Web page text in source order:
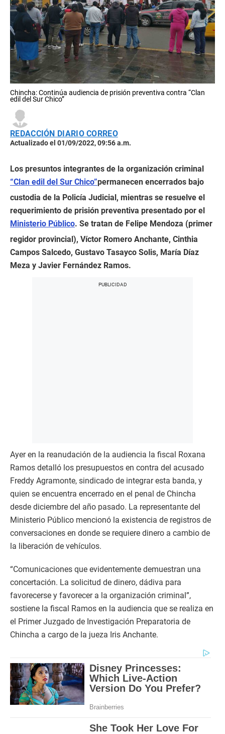
Chincha: Continúa audiencia de prisión preventiva contra “Clan
edil del Sur Chico”
REDACCIÓN DIARIO CORREO
Actualizado el 01/09/2022, 09:56 a.m.
Los presuntos integrantes de la organización criminal
“Clan edil del Sur Chico”permanecen encerrados bajo
custodia de la Policía Judicial, mientras se resuelve el
requerimiento de prisión preventiva presentado por el
Ministerio Público. Se tratan de Felipe Mendoza (primer
regidor provincial), Víctor Romero Anchante, Cinthia
Campos Salcedo, Gustavo Tasayco Solis, María Díaz
Meza y Javier Fernández Ramos.
Ayer en la reanudación de la audiencia la fiscal Roxana
Ramos detalló los presupuestos en contra del acusado
Freddy Agramonte, sindicado de integrar esta banda, y
quien se encuentra encerrado en el penal de Chincha
desde diciembre del año pasado. La representante del
Ministerio Público mencionó la existencia de registros de
conversaciones en donde se requiere dinero a cambio de
la liberación de vehículos.
“Comunicaciones que evidentemente demuestran una
concertación. La solicitud de dinero, dádiva para
favorecerse y favorecer a la organización criminal”,
sostiene la fiscal Ramos en la audiencia que se realiza en
el Primer Juzgado de Investigación Preparatoria de
Chincha a cargo de la jueza Iris Anchante.